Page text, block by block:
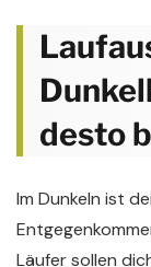
desto
Im Dunkeln ist
Läufer sollen